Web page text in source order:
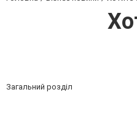
Загальний розділ